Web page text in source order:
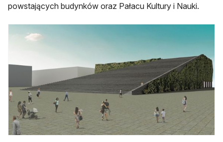
powstających budynków oraz Pałacu Kultury i Nauki.